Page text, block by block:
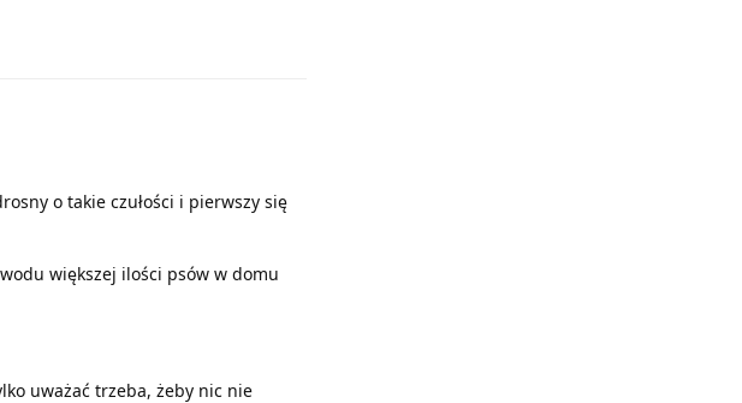
o takie czułości i pierwszy się
większej ilości psów w domu
uważać trzeba, żeby nic nie